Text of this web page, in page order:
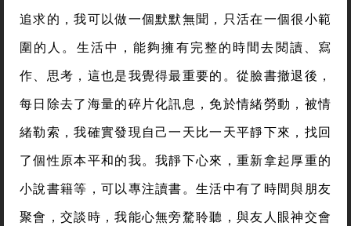
追求的，我可以做一個默默無聞，只活在一個很小範
圍的人。生活中，能夠擁有完整的時間去閱讀、寫
作、思考，這也是我覺得最重要的。從臉書撤退後，
每日除去了海量的碎片化訊息，免於情緒勞動，被情
緒勒索，我確實發現自己一天比一天平靜下來，找回
了個性原本平和的我。我靜下心來，重新拿起厚重的
小說書籍等，可以專注讀書。生活中有了時間與朋友
聚會，交談時，我能心無旁騖聆聽，與友人眼神交會